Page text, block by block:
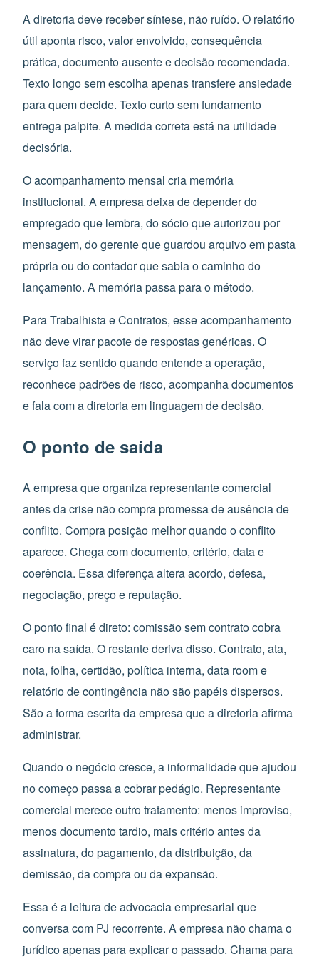
A diretoria deve receber síntese, não ruído. O relatório
útil aponta risco, valor envolvido, consequência
prática, documento ausente e decisão recomendada.
Texto longo sem escolha apenas transfere ansiedade
para quem decide. Texto curto sem fundamento
entrega palpite. A medida correta está na utilidade
decisória.
O acompanhamento mensal cria memória
institucional. A empresa deixa de depender do
empregado que lembra, do sócio que autorizou por
mensagem, do gerente que guardou arquivo em pasta
própria ou do contador que sabia o caminho do
lançamento. A memória passa para o método.
Para Trabalhista e Contratos, esse acompanhamento
não deve virar pacote de respostas genéricas. O
serviço faz sentido quando entende a operação,
reconhece padrões de risco, acompanha documentos
e fala com a diretoria em linguagem de decisão.
O ponto de saída
A empresa que organiza representante comercial
antes da crise não compra promessa de ausência de
conflito. Compra posição melhor quando o conflito
aparece. Chega com documento, critério, data e
coerência. Essa diferença altera acordo, defesa,
negociação, preço e reputação.
O ponto final é direto: comissão sem contrato cobra
caro na saída. O restante deriva disso. Contrato, ata,
nota, folha, certidão, política interna, data room e
relatório de contingência não são papéis dispersos.
São a forma escrita da empresa que a diretoria afirma
administrar.
Quando o negócio cresce, a informalidade que ajudou
no começo passa a cobrar pedágio. Representante
comercial merece outro tratamento: menos improviso,
menos documento tardio, mais critério antes da
assinatura, do pagamento, da distribuição, da
demissão, da compra ou da expansão.
Essa é a leitura de advocacia empresarial que
conversa com PJ recorrente. A empresa não chama o
jurídico apenas para explicar o passado. Chama para